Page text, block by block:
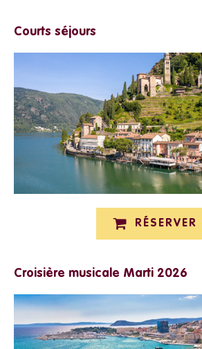
Courts séjours
RÉSERVER
Croisière musicale Marti 2026